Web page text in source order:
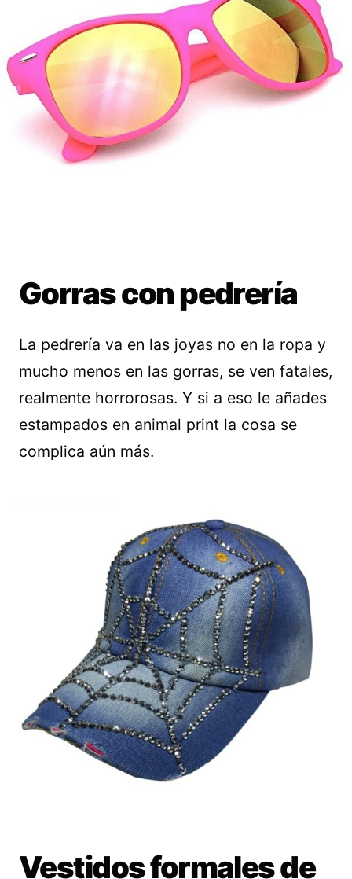
Gorras con pedrería
La pedrería va en las joyas no en la ropa y
mucho menos en las gorras, se ven fatales,
realmente horrorosas. Y si a eso le añades
estampados en animal print la cosa se
complica aún más.
Vestidos formales de